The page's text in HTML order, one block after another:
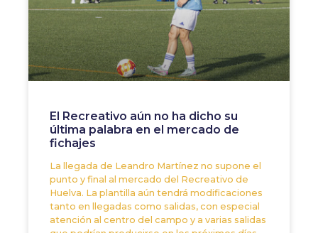
El Recreativo aún no ha dicho su
última palabra en el mercado de
fichajes
La llegada de Leandro Martínez no supone el
punto y final al mercado del Recreativo de
Huelva. La plantilla aún tendrá modificaciones
tanto en llegadas como salidas, con especial
atención al centro del campo y a varias salidas